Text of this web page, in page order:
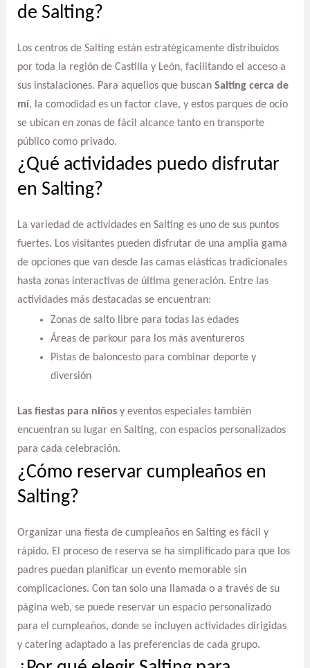
de Salting?
Los centros de Salting están estratégicamente distribuidos
por toda la región de Castilla y León, facilitando el acceso a
sus instalaciones. Para aquellos que buscan Salting cerca de
mí, la comodidad es un factor clave, y estos parques de ocio
se ubican en zonas de fácil alcance tanto en transporte
público como privado.
¿Qué actividades puedo disfrutar
en Salting?
La variedad de actividades en Salting es uno de sus puntos
fuertes. Los visitantes pueden disfrutar de una amplia gama
de opciones que van desde las camas elásticas tradicionales
hasta zonas interactivas de última generación. Entre las
actividades más destacadas se encuentran:
Zonas de salto libre para todas las edades
Áreas de parkour para los más aventureros
Pistas de baloncesto para combinar deporte y
diversión
Las fiestas para niñosy eventos especiales también
encuentran su lugar en Salting, con espacios personalizados
para cada celebración.
¿Cómo reservar cumpleaños en
Salting?
Organizar una fiesta de cumpleaños en Salting es fácil y
rápido. El proceso de reserva se ha simplificado para que los
padres puedan planificar un evento memorable sin
complicaciones. Con tan solo una llamada o a través de su
página web, se puede reservar un espacio personalizado
para el cumpleaños, donde se incluyen actividades dirigidas
y catering adaptado a las preferencias de cada grupo.